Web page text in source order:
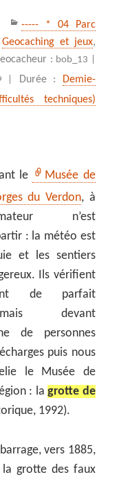
Catégories
----- * 04 Parc
Geocaching et jeux,
: bob_13 |
| Durée :
Demie-
techniques)
le
Musée de
du Verdon, à
n’est
: la météo est
et les sentiers
Ils vérifient
de parfait
devant
de personnes
puis nous
le Musée de
: lagrotte de
1992).
vers 1885,
la grotte des faux